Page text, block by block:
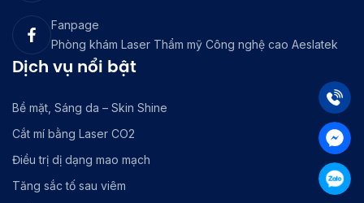
Fanpage
Phòng khám Laser Thẩm mỹ Công nghệ cao Aeslatek
Dịch vụ nổi bật
Bề mặt, Sáng da – Skin Shine
Cắt mí bằng Laser CO2
Điều trị dị dạng mao mạch
Tăng sắc tố sau viêm